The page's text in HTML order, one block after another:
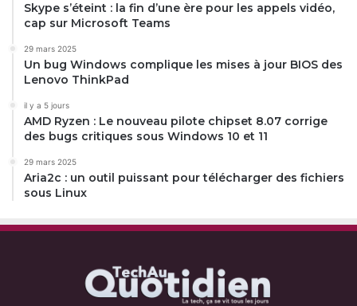
Skype s’éteint : la fin d’une ère pour les appels vidéo,
cap sur Microsoft Teams
29 mars 2025
Un bug Windows complique les mises à jour BIOS des
Lenovo ThinkPad
il y a 5 jours
AMD Ryzen : Le nouveau pilote chipset 8.07 corrige
des bugs critiques sous Windows 10 et 11
29 mars 2025
Aria2c : un outil puissant pour télécharger des fichiers
sous Linux